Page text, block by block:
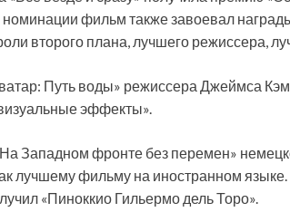
номинации фильм также завоевал
второго плана, лучшего режиссера,
Путь воды» режиссера Джеймса
эффекты».
Западном фронте без перемен»
лучшему фильму на иностранном
«Пиноккио Гильермо дель Торо».